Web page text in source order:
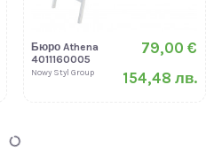
Бюро Athena
4011160005
Nowy Styl Group
79,00 €
154,48 лв.